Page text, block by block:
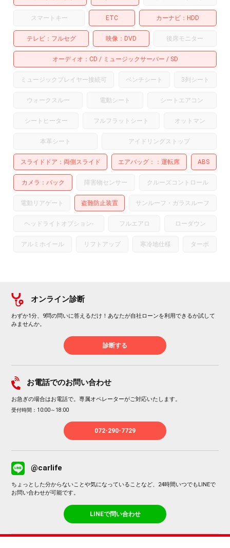
スマートキー ETC カーナビ HDD
テレビ フルセグ 映像 DVD 後席モニター
オーディオ CD ミュージックサーバー SD
ミュージックプレイヤー接続可 ベンチシート 3列シート
ウォークスルー 電動シート シートエアコン
シートヒーター フルフラットシート オットマン
本革シート アイドリングストップ
スライドドア 両側スライド エアバッグ： 運転席 ABS
カメラ バック 障害物センサー クルーズコントロール
電動リアゲート 盗難防止装置 サンルーフ・ガラスルーフ
ヘッドライトオプション- フルエアロ ローダウン
アルミホイール リフトアップ 寒冷地仕様 ターボ
オンライン診断
わずか1分、9問の問いに答えるだけ！あなたが自社ローンを利用できるか試して
みませんか。
診断する
お電話でのお問い合わせ
お急ぎの場合はお電話で。専属オペレーターがご対応いたします。
受付時間：10:00～18:00
072-290-7729
@carlife
ちょっとした分からないことや気になっていることなど、24時間いつでもLINEで
お問い合わせが可能です。
LINEで問い合わせ